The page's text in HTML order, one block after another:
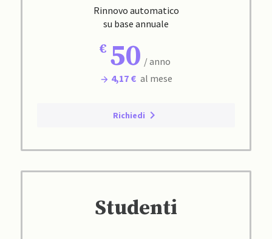
Rinnovo automatico
su base annuale
50 / anno
4,17 € al mese
Richiedi
Studenti